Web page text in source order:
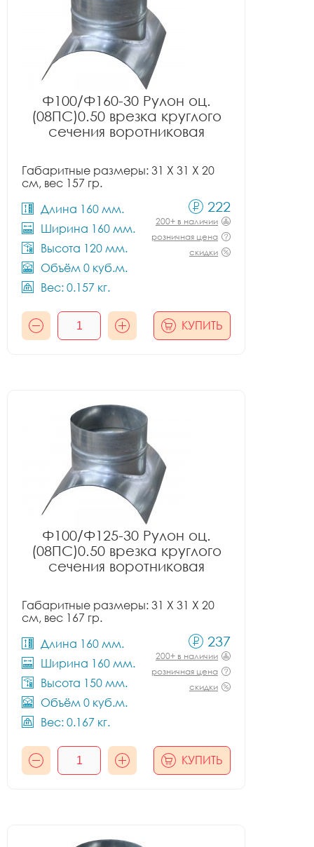
Ф100/Ф160-30 Рулон оц.
(08ПС)0.50 врезка круглого
сечения воротниковая
Габаритные размеры: 31 X 31 X 20
см, вес 157 гр.
Длина 160 мм.
Ширина 160 мм.
Высота 120 мм.
Объём 0 куб.м.
Вес: 0.157 кг.
222
200+ в наличии
розничная цена
скидки
КУПИТЬ
Ф100/Ф125-30 Рулон оц.
(08ПС)0.50 врезка круглого
сечения воротниковая
Габаритные размеры: 31 X 31 X 20
см, вес 167 гр.
Длина 160 мм.
Ширина 160 мм.
Высота 150 мм.
Объём 0 куб.м.
Вес: 0.167 кг.
237
200+ в наличии
розничная цена
скидки
КУПИТЬ